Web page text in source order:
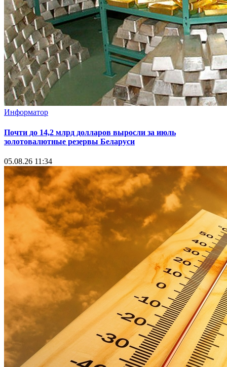
Информатор
Почти до 14,2 млрд долларов выросли за июль
золотовалютные резервы Беларуси
05.08.26 11:34